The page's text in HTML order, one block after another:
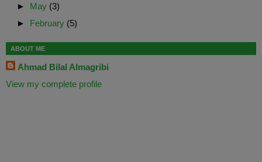
► May (3)
► February (5)
ABOUT ME
Ahmad Bilal Almagribi
View my complete profile